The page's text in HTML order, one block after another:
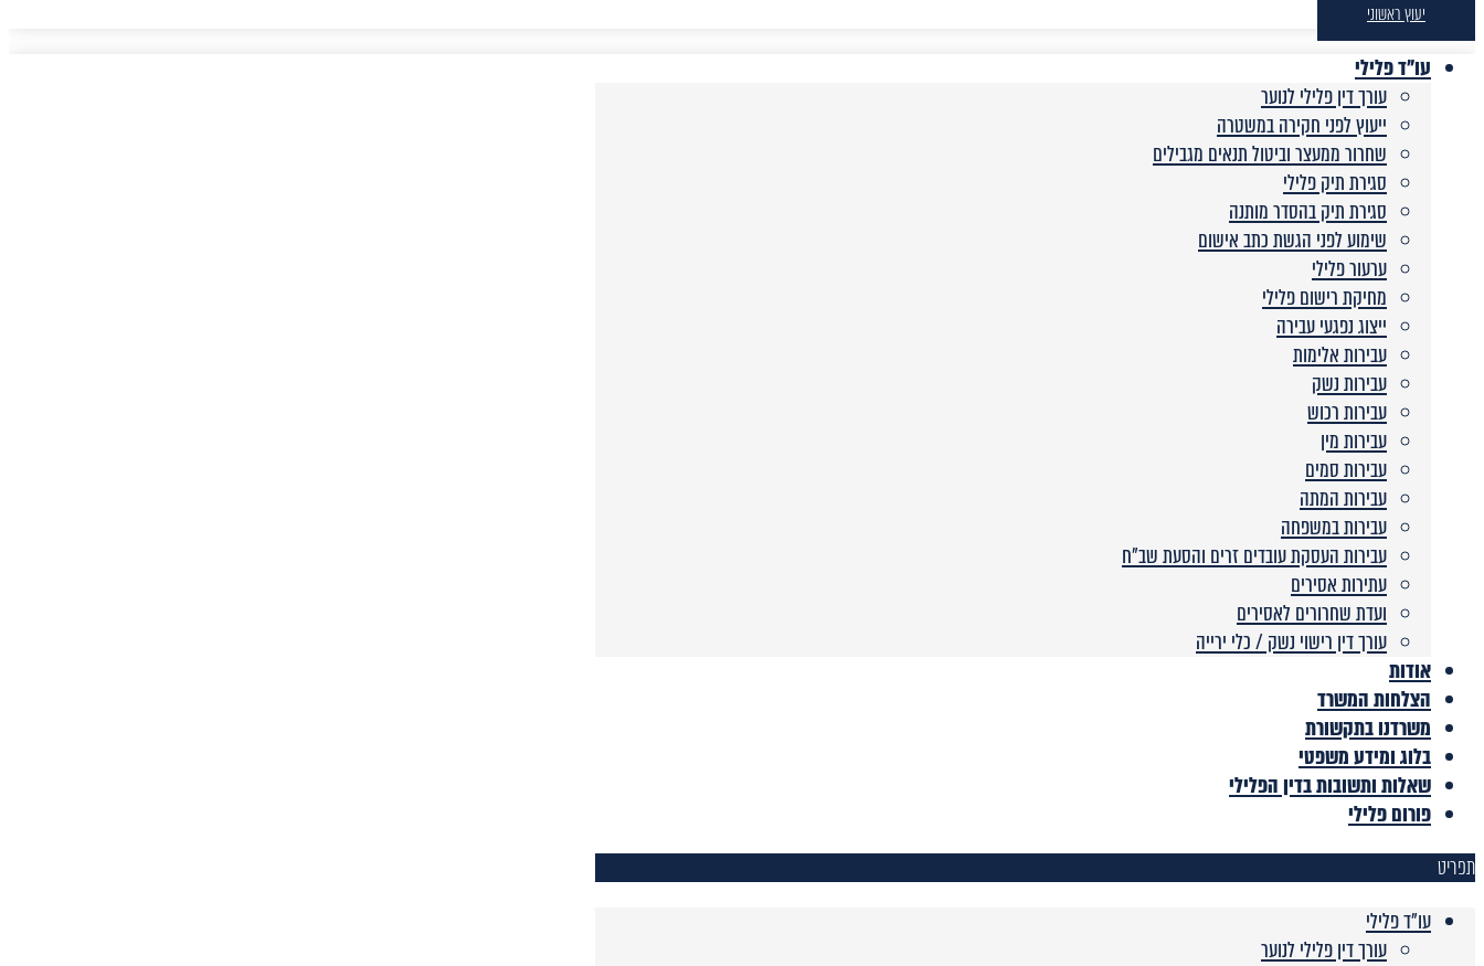
יעוץ ראשוני
עו"ד פלילי
עורך דין פלילי לנוער
ייעוץ לפני חקירה במשטרה
שחרור ממעצר וביטול תנאים מגבילים
סגירת תיק פלילי
סגירת תיק בהסדר מותנה
שימוע לפני הגשת כתב אישום
ערעור פלילי
מחיקת רישום פלילי
ייצוג נפגעי עבירה
עבירות אלימות
עבירות נשק
עבירות רכוש
עבירות מין
עבירות סמים
עבירות המתה
עבירות במשפחה
עבירות העסקת עובדים זרים והסעת שב”ח
עתירות אסירים
ועדת שחרורים לאסירים
עורך דין רישוי נשק / כלי ירייה
אודות
הצלחות המשרד
משרדנו בתקשורת
בלוג ומידע משפטי
שאלות ותשובות בדין הפלילי
פורום פלילי
תפריט
עו"ד פלילי
עורך דין פלילי לנוער